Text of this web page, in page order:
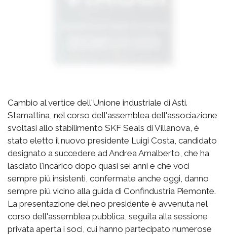
Cambio al vertice dell'Unione industriale di Asti.
Stamattina, nel corso dell'assemblea dell'associazione
svoltasi allo stabilimento SKF Seals di Villanova, è
stato eletto il nuovo presidente Luigi Costa, candidato
designato a succedere ad Andrea Amalberto, che ha
lasciato l'incarico dopo quasi sei anni e che voci
sempre più insistenti, confermate anche oggi, danno
sempre più vicino alla guida di Confindustria Piemonte.
La presentazione del neo presidente è avvenuta nel
corso dell'assemblea pubblica, seguita alla sessione
privata aperta i soci, cui hanno partecipato numerose